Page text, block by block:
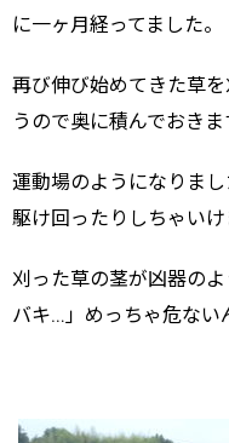
に一ヶ月経ってました。
再び伸び始めてきた草
うので奥に積んでおきま
運動場のようになりま
駆け回ったりしちゃいけ
刈った草の茎が凶器の
バキ…」めっちゃ危ない